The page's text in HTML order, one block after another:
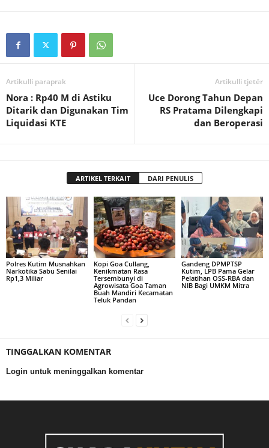
Artikulli paraprak
Nora : Rp40 M di Astiku
Ditarik dan Digunakan Tim
Liquidasi KTE
Artikulli tjetër
Uce Dorong Tahun Depan
RS Pratama Dilengkapi
dan Beroperasi
ARTIKEL TERKAIT DARI PENULIS
Polres Kutim Musnahkan
Narkotika Sabu Senilai
Rp1,3 Miliar
Kopi Goa Cullang,
Kenikmatan Rasa
Tersembunyi di
Agrowisata Goa Taman
Buah Mandiri Kecamatan
Teluk Pandan
Gandeng DPMPTSP
Kutim, LPB Pama Gelar
Pelatihan OSS-RBA dan
NIB Bagi UMKM Mitra
TINGGALKAN KOMENTAR
Login untuk meninggalkan komentar